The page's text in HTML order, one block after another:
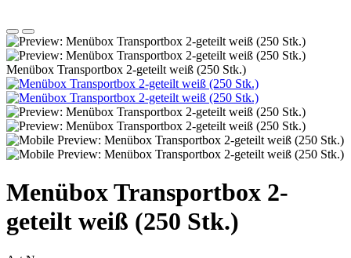
Menübox Transportbox 2-geteilt weiß (250 Stk.)
Menübox Transportbox 2-
geteilt weiß (250 Stk.)